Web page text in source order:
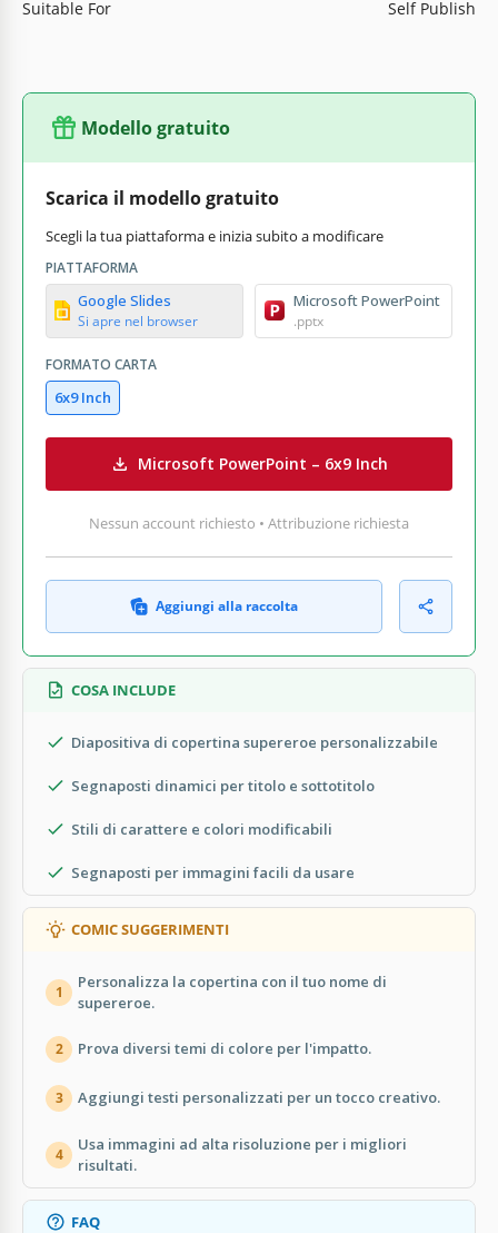
Suitable For Self Publish
Modello gratuito
Scarica il modello gratuito
Scegli la tua piattaforma e inizia subito a modificare
PIATTAFORMA
Google Slides
Si apre nel browser
Microsoft PowerPoint
.pptx
FORMATO CARTA
6x9 Inch
Microsoft PowerPoint – 6x9 Inch
Nessun account richiesto • Attribuzione richiesta
Aggiungi alla raccolta
COSA INCLUDE
Diapositiva di copertina supereroe personalizzabile
Segnaposti dinamici per titolo e sottotitolo
Stili di carattere e colori modificabili
Segnaposti per immagini facili da usare
COMIC SUGGERIMENTI
1
Personalizza la copertina con il tuo nome di
supereroe.
2 Prova diversi temi di colore per l'impatto.
3 Aggiungi testi personalizzati per un tocco creativo.
4
Usa immagini ad alta risoluzione per i migliori
risultati.
FAQ